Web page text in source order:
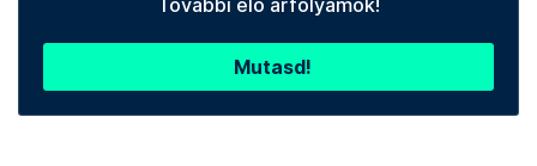
További élő árfolyamok!
Mutasd!